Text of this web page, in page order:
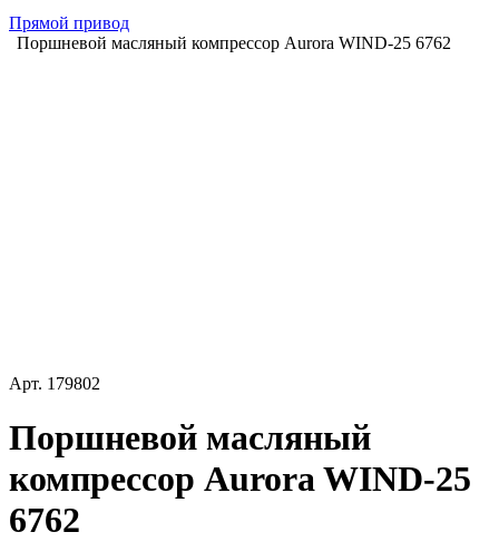
Прямой привод
Поршневой масляный компрессор Aurora WIND-25 6762
Арт. 179802
Поршневой масляный
компрессор Aurora WIND-25
6762